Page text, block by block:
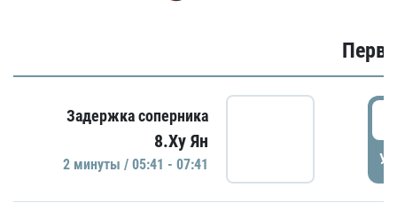
Задержка соперника
8.Ху Ян
2 минуты / 05:41 - 07:41